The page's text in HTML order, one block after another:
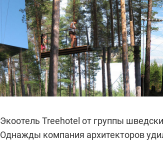
Экоотель Treehotel от группы
Однажды компания архитекторов